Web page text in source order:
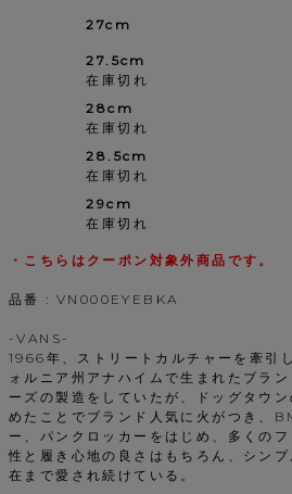
27cm
27.5cm
在庫切れ
28cm
在庫切れ
28.5cm
在庫切れ
29cm
在庫切れ
・こちらはクーポン対象外商品です。
品番 : VN000EYEBKA
-VANS-
1966年、ストリートカルチャーを牽引
ォルニア州アナハイムで生まれたブラ
ーズの製造をしていたが、ドッグタウ
めたことでブランド人気に火がつき、
ー、パンクロッカーをはじめ、多くの
性と履き心地の良さはもちろん、シン
在まで愛され続けている。